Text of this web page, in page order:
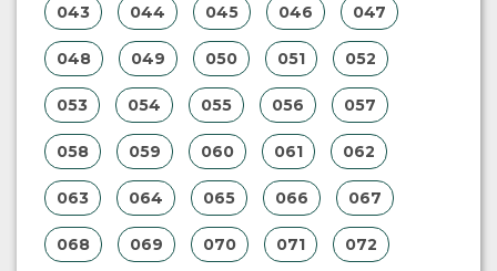
043 044 045 046 047
048 049 050 051 052
053 054 055 056 057
058 059 060 061 062
063 064 065 066 067
068 069 070 071 072